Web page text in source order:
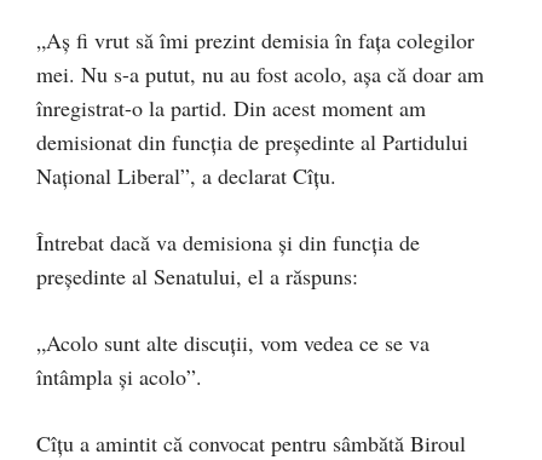
„Aş fi vrut să îmi prezint demisia în faţa colegilor
mei. Nu s-a putut, nu au fost acolo, aşa că doar am
înregistrat-o la partid. Din acest moment am
demisionat din funcţia de preşedinte al Partidului
Naţional Liberal”, a declarat Cîţu.
Întrebat dacă va demisiona şi din funcţia de
preşedinte al Senatului, el a răspuns:
„Acolo sunt alte discuţii, vom vedea ce se va
întâmpla şi acolo”.
Cîțu a amintit că convocat pentru sâmbătă Biroul